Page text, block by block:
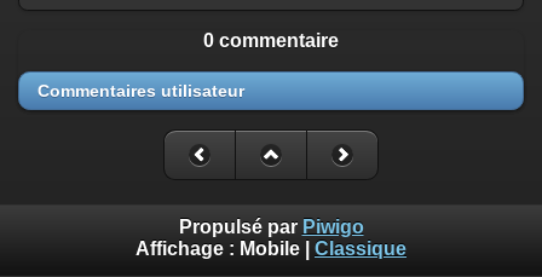
0 commentaire
Commentaires utilisateur
Propulsé par Piwigo
Affichage : Mobile Classique